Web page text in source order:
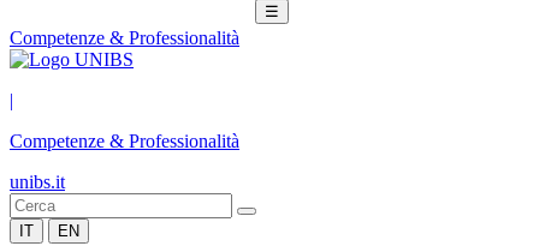
☰
Competenze & Professionalità
|
Competenze & Professionalità
unibs.it
IT EN